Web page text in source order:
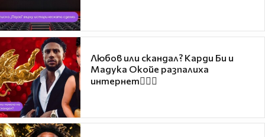
Любов или скандал? Карди Би и
Мадука Окойе разпалиха
интернет❤️‍🔥🔥